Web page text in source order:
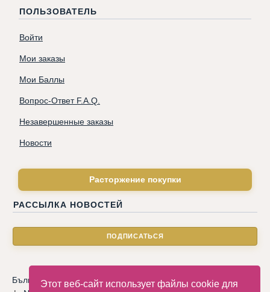
Этот веб-сайт использует файлы cookie для
ПОЛЬЗОВАТЕЛЬ
Войти
Мои заказы
Мои Баллы
Вопрос-Ответ F.A.Q.
Незавершенные заказы
Новости
Расторжение покупки
РАССЫЛКА НОВОСТЕЙ
Български|Català|Deutsche|Hrvatski|Čeština |Dansk